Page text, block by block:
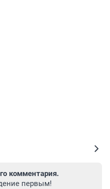
комментария.
первым!